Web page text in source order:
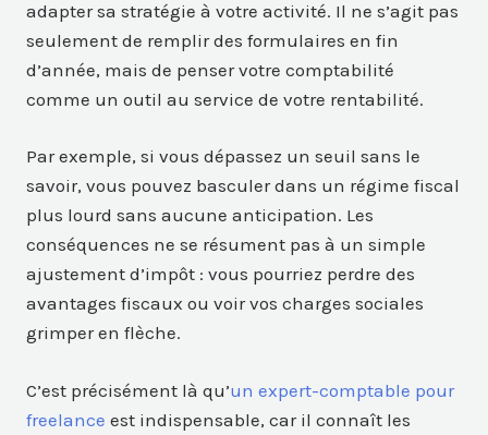
adapter sa stratégie à votre activité. Il ne s’agit pas
seulement de remplir des formulaires en fin
d’année, mais de penser votre comptabilité
comme un outil au service de votre rentabilité.
Par exemple, si vous dépassez un seuil sans le
savoir, vous pouvez basculer dans un régime fiscal
plus lourd sans aucune anticipation. Les
conséquences ne se résument pas à un simple
ajustement d’impôt : vous pourriez perdre des
avantages fiscaux ou voir vos charges sociales
grimper en flèche.
C’est précisément là qu’un expert-comptable pour
freelance est indispensable, car il connaît les